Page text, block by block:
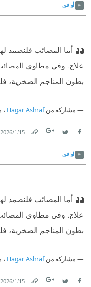
أوافق
أما المصائب فلنصمد
علاج. وفي مطاوي
بطون المناجم الصخرية،
مشاركة منHagar Ashraf ،
15‏/1‏/2026
أوافق
أما المصائب فلنصمد
علاج. وفي مطاوي
بطون المناجم الصخرية،
مشاركة منHagar Ashraf ،
15‏/1‏/2026